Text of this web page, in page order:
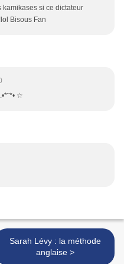
kamikases si ce dictateur
Bisous Fan
☆
Sarah Lévy : la méthode
anglaise >